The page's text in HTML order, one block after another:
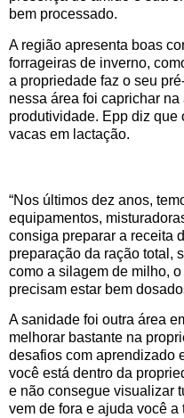
bem processado.
A região apresenta boas
forrageiras de inverno,
a propriedade faz o seu
nessa área foi caprichar
produtividade. Epp diz que
vacas em lactação.
“Nos últimos dez anos,
equipamentos,
consiga preparar a receita
preparação da ração total,
como a silagem de milho,
precisam estar bem
A sanidade foi outra área
melhorar bastante na
desafios com aprendizado
você está dentro da
e não consegue visualizar
vem de fora e ajuda você a